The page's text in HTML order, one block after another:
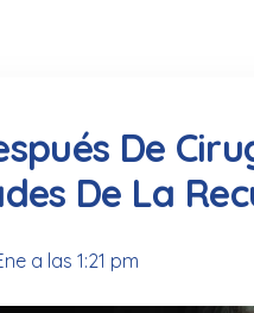
De
De La
a las 1:21 pm